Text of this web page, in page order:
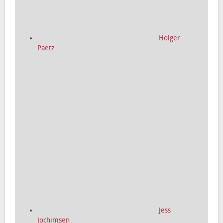
Holger
Paetz
Jess
Jochimsen